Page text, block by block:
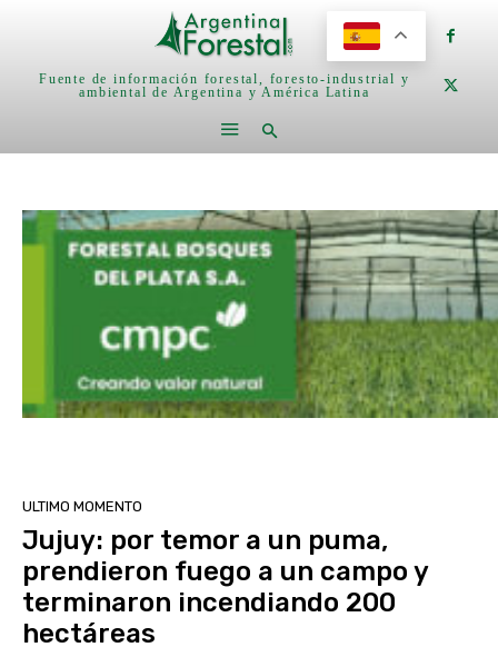
Fuente de información forestal, foresto-industrial y
ambiental de Argentina y América Latina
ULTIMO MOMENTO
Jujuy: por temor a un puma,
prendieron fuego a un campo y
terminaron incendiando 200
hectáreas